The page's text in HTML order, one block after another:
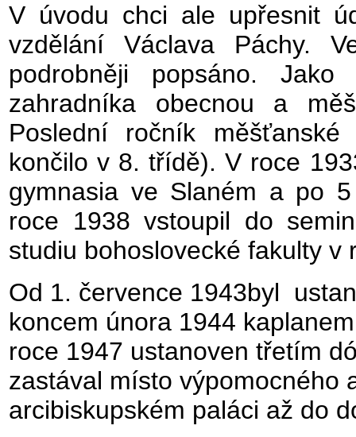
V úvodu chci ale upřesnit
vzdělání Václava Páchy.
podrobněji popsáno.
zahradníka obecnou a
Poslední ročník
končilo v 8. třídě). V roce
gymnasia ve Slaném a po
roce 1938 vstoupil do
studiu bohoslovecké fakulty v
Od 1. července 1943byl
koncem února 1944
roce 1947 ustanoven třetím
zastával místo výpomocného
arcibiskupském paláci až do